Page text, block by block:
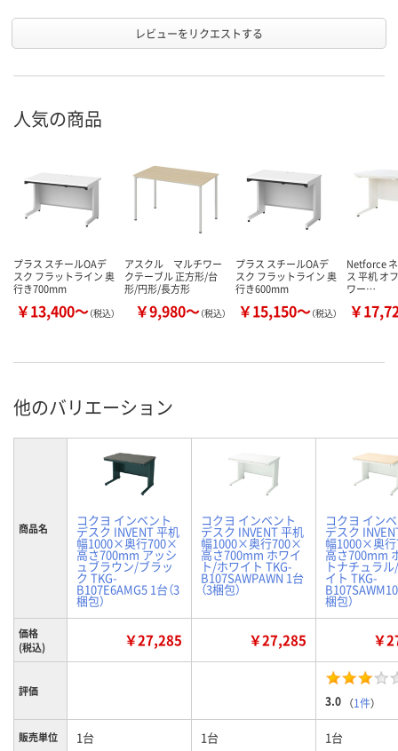
レビューをリクエストする
人気の商品
プラス スチールOAデ
スク フラットライン 奥
行き700mm
￥13,400～（税込）
アスクル マルチワー
クテーブル 正方形/台
形/円形/長方形
￥9,980～（税込）
プラス スチールOAデ
スク フラットライン 奥
行き600mm
￥15,150～（税込）
Netforce
ス 平机 オ
ワー…
￥
他のバリエーション
商品名 コクヨ インベント
デスク INVENT 平机
幅1000×奥行700×
高さ700mm アッシ
ュブラウン/ブラッ
ク TKG-
B107E6AMG5 1台（3
梱包）
コクヨ インベント
デスク INVENT 平机
幅1000×奥行700×
高さ700mm ホワイ
ト/ホワイト TKG-
B107SAWPAWN 1台
（3梱包）
コクヨ イン
デスク
幅1000×奥
高さ700mm
トナチュラ
イト TKG-
B107SAWM10
梱包）
価格
(税込)
￥27,285 ￥27,285 ￥
評価
3.0 （1件）
販売単位 1台 1台 1台